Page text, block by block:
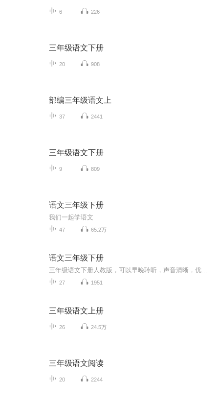
6 226
三年级语文下册
20 908
部编三年级语文上
37 2441
三年级语文下册
9 809
语文三年级下册
我们一起学语文
47 65.2万
语文三年级下册
27 1951
三年级语文上册
26 24.5万
三年级语文阅读
20 2244